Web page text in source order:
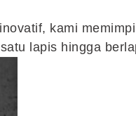
kami
lapis hingga